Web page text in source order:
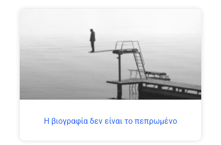
H βιογραφία δεν είναι το πεπρωμένο